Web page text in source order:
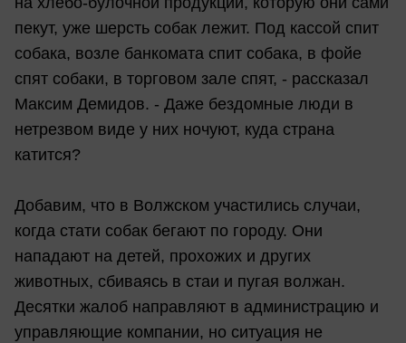
пекут, уже шерсть собак лежит. Под кассой спит
собака, возле банкомата спит собака, в фойе
спят собаки, в торговом зале спят, - рассказал
Максим Демидов. - Даже бездомные люди в
нетрезвом виде у них ночуют, куда страна
катится?
Добавим, что в Волжском участились случаи,
когда стати собак бегают по городу. Они
нападают на детей, прохожих и других
животных, сбиваясь в стаи и пугая волжан.
Десятки жалоб направляют в администрацию и
управляющие компании, но ситуация не